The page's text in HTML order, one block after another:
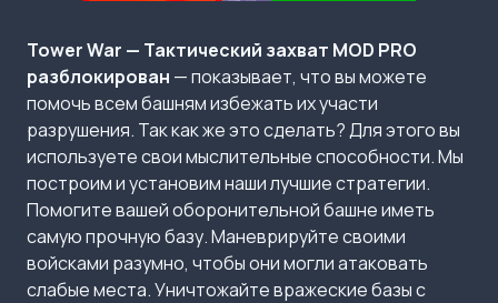
Tower War — Тактический захват MOD PRO
разблокирован — показывает, что вы можете
помочь всем башням избежать их участи
разрушения. Так как же это сделать? Для этого вы
используете свои мыслительные способности. Мы
построим и установим наши лучшие стратегии.
Помогите вашей оборонительной башне иметь
самую прочную базу. Маневрируйте своими
войсками разумно, чтобы они могли атаковать
слабые места. Уничтожайте вражеские базы с